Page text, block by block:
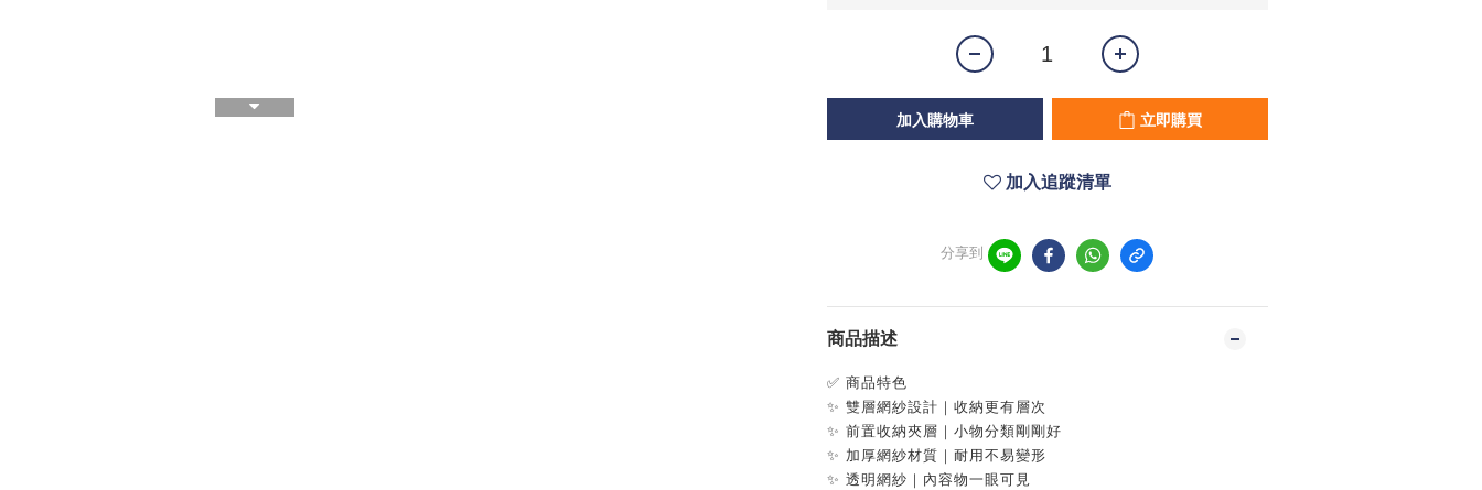
加入購物車 立即購買
加入追蹤清單
分享到
商品描述
✅ 商品特色
✨ 雙層網紗設計｜收納更有層次
✨ 前置收納夾層｜小物分類剛剛好
✨ 加厚網紗材質｜耐用不易變形
✨ 透明網紗｜內容物一眼可見